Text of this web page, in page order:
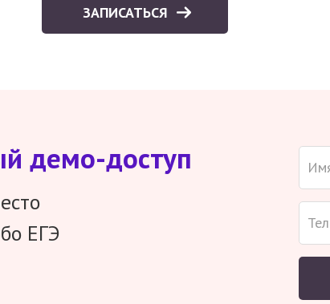
ЗАПИСАТЬСЯ
демо-доступ
ЕГЭ